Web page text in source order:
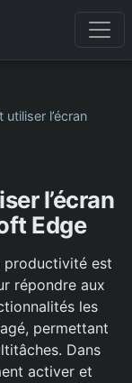
l’écran
l’écran
Edge
productivité est
répondre aux
les
permettant
Dans
activer et